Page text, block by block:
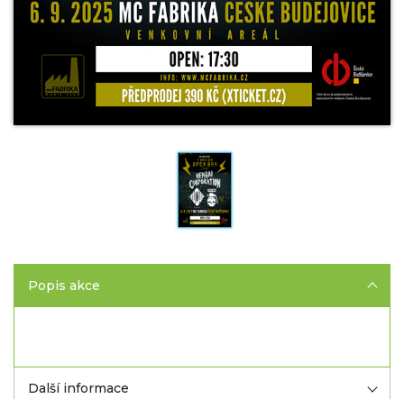
Popis akce
Další informace